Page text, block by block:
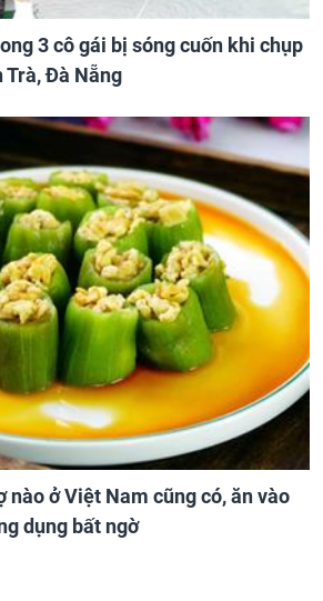
3 cô gái bị sóng cuốn khi chụp
Trà, Đà Nẵng
nào ở Việt Nam cũng có, ăn vào
dụng bất ngờ